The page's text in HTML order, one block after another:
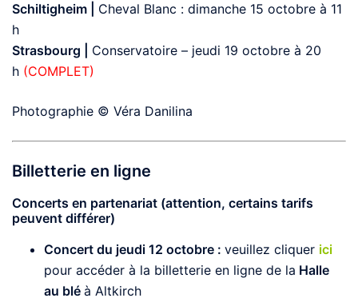
Schiltigheim | Cheval Blanc : dimanche 15 octobre à 11
h
Strasbourg | Conservatoire – jeudi 19 octobre à 20
h (COMPLET)
Photographie © Véra Danilina
Billetterie en ligne
Concerts en partenariat (attention, certains tarifs
peuvent différer)
Concert du jeudi 12 octobre : veuillez cliquer ici
pour accéder à la billetterie en ligne de la Halle
au blé à Altkirch